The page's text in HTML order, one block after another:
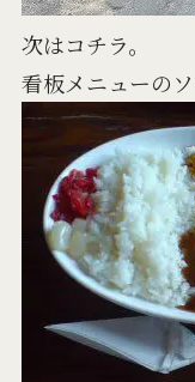
次はコチラ。
看板メニューの